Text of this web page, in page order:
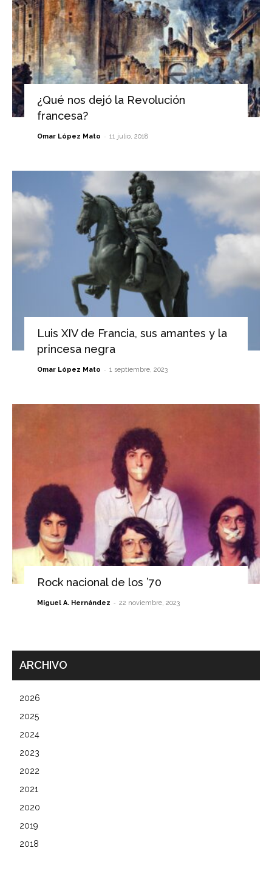
¿Qué nos dejó la Revolución
francesa?
Omar López Mato - 11 julio, 2018
Luis XIV de Francia, sus amantes y la
princesa negra
Omar López Mato - 1 septiembre, 2023
Rock nacional de los ’70
Miguel A. Hernández - 22 noviembre, 2023
ARCHIVO
2026
2025
2024
2023
2022
2021
2020
2019
2018